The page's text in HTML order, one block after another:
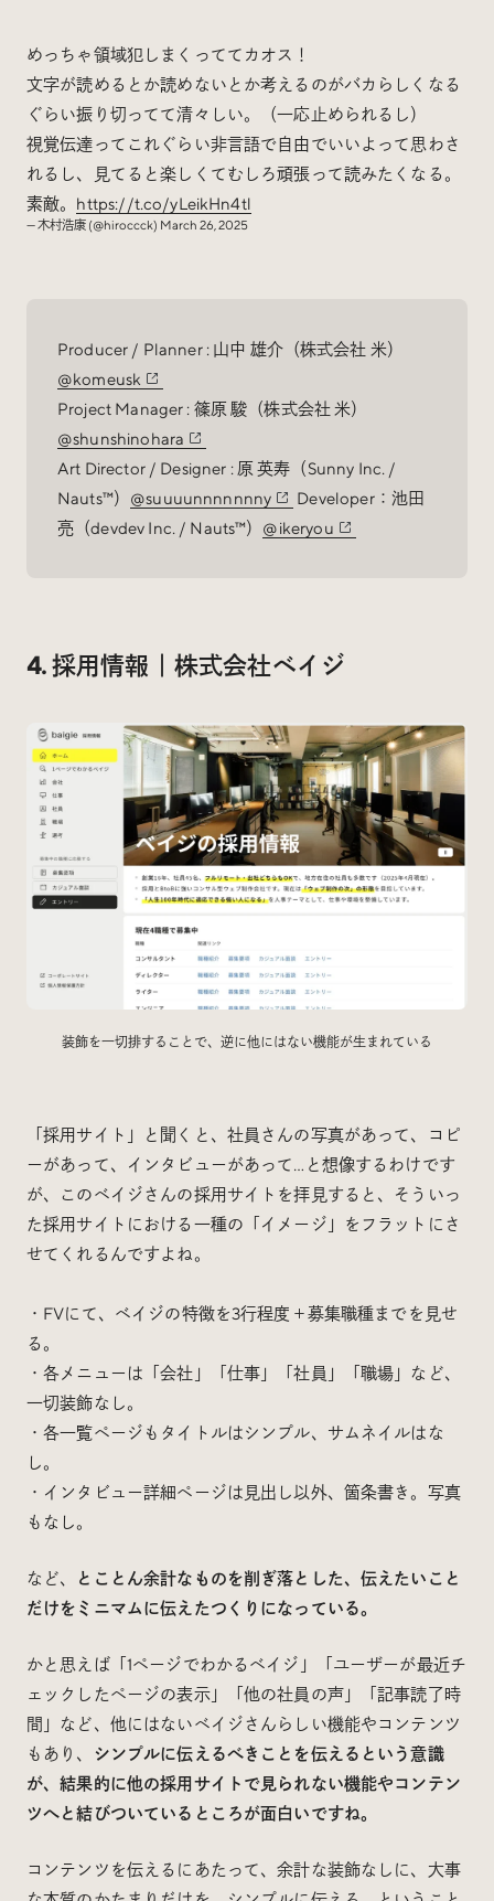
めっちゃ領域犯しまくっててカオス！
文字が読めるとか読めないとか考えるのがバカらしくなる
ぐらい振り切ってて清々しい。（一応止められるし）
視覚伝達ってこれぐらい非言語で自由でいいよって思わさ
れるし、見てると楽しくてむしろ頑張って読みたくなる。
素敵。 https://t.co/yLeikHn4tl
— 木村浩康 (@hiroccck) March 26, 2025
Producer / Planner : 山中 雄介（株式会社 米）
@komeusk
Project Manager : 篠原 駿（株式会社 米）
@shunshinohara
Art Director / Designer : 原 英寿（Sunny Inc. /
Nauts™） @suuuunnnnnnny
Developer：池田
亮（devdev Inc. / Nauts™） @ikeryou
4. 採用情報｜株式会社ベイジ
装飾を一切排することで、逆に他にはない機能が生まれている
「採用サイト」と聞くと、社員さんの写真があって、コピ
ーがあって、インタビューがあって…と想像するわけです
が、このベイジさんの採用サイトを拝見すると、そういっ
た採用サイトにおける一種の「イメージ」をフラットにさ
せてくれるんですよね。
・FVにて、ベイジの特徴を3行程度＋募集職種までを見せ
る。
・各メニューは「会社」「仕事」「社員」「職場」など、
一切装飾なし。
・各一覧ページもタイトルはシンプル、サムネイルはな
し。
・インタビュー詳細ページは見出し以外、箇条書き。写真
もなし。
など、
とことん余計なものを削ぎ落とした、伝えたいこと
だけをミニマムに伝えたつくりになっている。
かと思えば「1ページでわかるベイジ」「ユーザーが最近チ
ェックしたページの表示」「他の社員の声」「記事読了時
間」など、他にはないベイジさんらしい機能やコンテンツ
もあり、 シンプルに伝えるべきことを伝えるという意識
が、結果的に他の採用サイトで見られない機能やコンテン
ツへと結びついているところが面白いですね。
コンテンツを伝えるにあたって、余計な装飾なしに、大事